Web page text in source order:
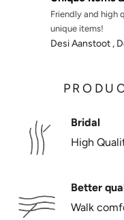
Friendly and high
unique items!
Desi Aanstoot ,
Bridal
High
Better
Walk